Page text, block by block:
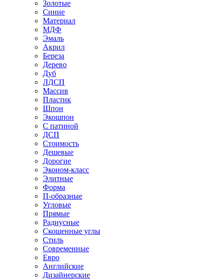
Золотые
Синие
Материал
МДФ
Эмаль
Акрил
Береза
Дерево
Дуб
ЛДСП
Массив
Пластик
Шпон
Экошпон
С патиной
ДСП
Стоимость
Дешевые
Дорогие
Эконом-класс
Элитные
Форма
П-образные
Угловые
Прямые
Радиусные
Скошенные углы
Стиль
Современные
Евро
Английские
Дизайнерские